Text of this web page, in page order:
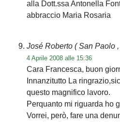
alla Dott.ssa Antonella
abbraccio Maria Rosaria
José Roberto ( San Paolo
4 Aprile 2008 alle 15:36
Cara Francesca, buon
Innanzitutto La
questo magnifico lavoro.
Perquanto mi riguarda ho
Vorrei, però, fare una